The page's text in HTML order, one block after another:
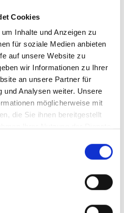
Cookies
Inhalte und Anzeigen zu
für soziale Medien anbieten
auf unsere Website zu
wir Informationen zu Ihrer
an unsere Partner für
und Analysen weiter. Unsere
möglicherweise mit
die Sie ihnen bereitgestellt
Aufschieben
Viele der von NIS-2
•
oder
sondern elementare
Wer hier abwartet,
sondern auch Cyber-
für KMU strategisch